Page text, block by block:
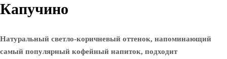
Капучино
Натуральный светло-коричневый оттенок, напоминающий
самый популярный кофейный напиток, подходит